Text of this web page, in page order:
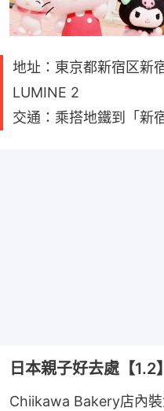
地址：東京都新宿区新
LUMINE 2
交通：乘搭地鐵到「新
日本親子好去處【
Chiikawa Bakery店內